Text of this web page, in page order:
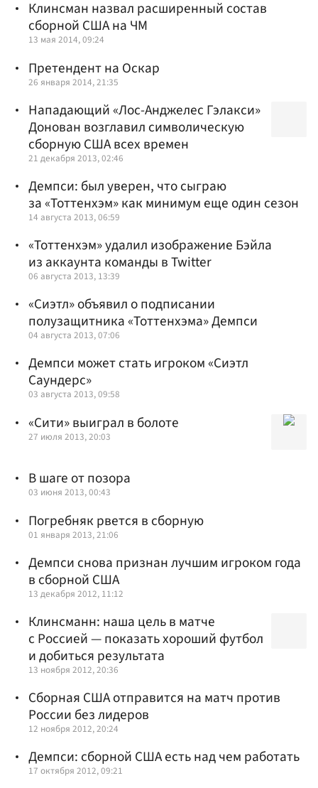
Клинсман назвал расширенный состав
сборной США на ЧМ
13 мая 2014, 09:24
Претендент на Оскар
26 января 2014, 21:35
Нападающий «Лос-Анджелес Гэлакси»
Донован возглавил символическую
сборную США всех времен
21 декабря 2013, 02:46
Демпси: был уверен, что сыграю
за «Тоттенхэм» как минимум еще один сезон
14 августа 2013, 06:59
«Тоттенхэм» удалил изображение Бэйла
из аккаунта команды в Twitter
06 августа 2013, 13:39
«Сиэтл» объявил о подписании
полузащитника «Тоттенхэма» Демпси
04 августа 2013, 07:06
Демпси может стать игроком «Сиэтл
Саундерс»
03 августа 2013, 09:58
«Сити» выиграл в болоте
27 июля 2013, 20:03
В шаге от позора
03 июня 2013, 00:43
Погребняк рвется в сборную
01 января 2013, 21:06
Демпси снова признан лучшим игроком года
в сборной США
13 декабря 2012, 11:12
Клинсманн: наша цель в матче
с Россией — показать хороший футбол
и добиться результата
13 ноября 2012, 20:36
Сборная США отправится на матч против
России без лидеров
12 ноября 2012, 20:24
Демпси: сборной США есть над чем работать
17 октября 2012, 09:21